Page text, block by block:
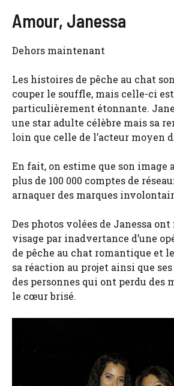
Amour, Janessa
Dehors maintenant
Les histoires de pêche au chat
couper le souffle, mais celle-ci est
particulièrement étonnante.
une star adulte célèbre mais sa
loin que celle de l’acteur moyen
En fait, on estime que son image
plus de 100 000 comptes de
arnaquer des marques
Des photos volées de Janessa
visage par inadvertance d’une
de pêche au chat romantique et
sa réaction au projet ainsi que
des personnes qui ont perdu des
le cœur brisé.